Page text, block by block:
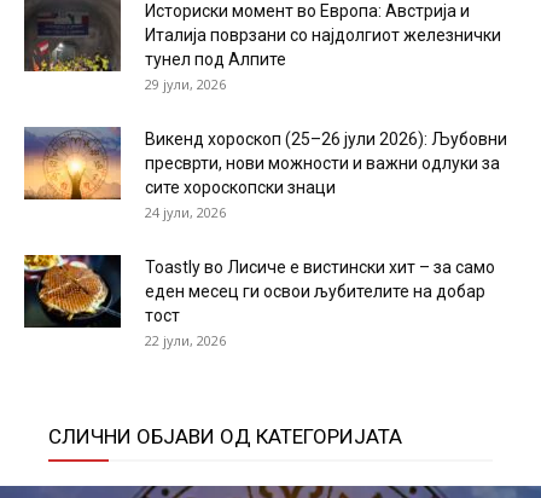
Историски момент во Европа: Австрија и
Италија поврзани со најдолгиот железнички
тунел под Алпите
29 јули, 2026
Викенд хороскоп (25–26 јули 2026): Љубовни
пресврти, нови можности и важни одлуки за
сите хороскопски знаци
24 јули, 2026
Toastly во Лисиче е вистински хит – за само
еден месец ги освои љубителите на добар
тост
22 јули, 2026
СЛИЧНИ ОБЈАВИ ОД КАТЕГОРИЈАТА